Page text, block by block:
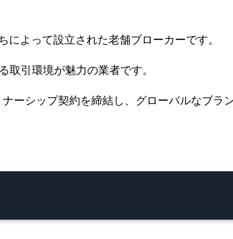
よって設立された老舗ブローカーです。
取引環境が魅力の業者です。
ーシップ契約を締結し、グローバルなブラ